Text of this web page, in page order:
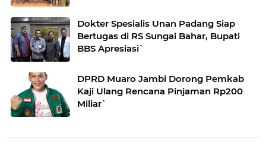
Dokter Spesialis Unan Padang Siap
Bertugas di RS Sungai Bahar, Bupati
BBS Apresiasi`
DPRD Muaro Jambi Dorong Pemkab
Kaji Ulang Rencana Pinjaman Rp200
Miliar`